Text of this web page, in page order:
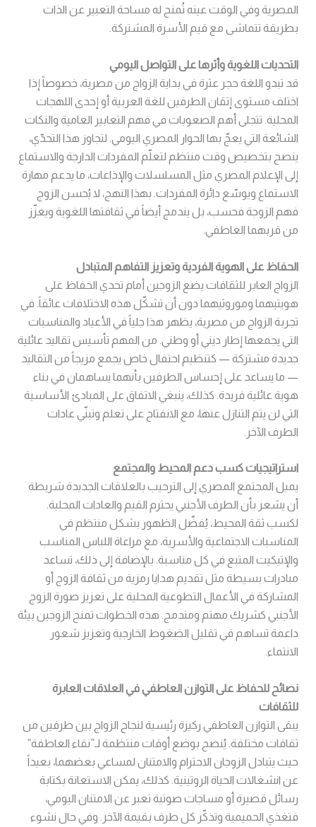
المصرية وفي الوقت عينه تُمنح له مساحة التعبير عن الذات
بطريقة تتماشى مع قيم الأسرة المشتركة.
التحديات اللغوية وأثرها على التواصل اليومي
قد تبدو اللغة حجر عثرة في بداية الزواج من مصرية، خصوصاً إذا
اختلف مستوى إتقان الطرفين للغة العربية أو إحدى اللهجات
المحلية. تتجلى أهم الصعوبات في فهم التعابير العامية والنكات
الشائعة التي يعجّ بها الحوار المصري اليومي. لتجاوز هذا التحدّي،
ينصح بتخصيص وقت منتظم لتعلّم المفردات الدارجة والاستماع
إلى الإعلام المصري مثل المسلسلات والإذاعات، ما يدعم مهارة
الاستماع ويوسّع دائرة المفردات. بهذا النهج، لا يُحسن الزوج
فهم الزوجة فحسب، بل يندمج أيضاً في ثقافتها اللغوية ويعزّز
من قربهما العاطفي.
الحفاظ على الهوية الفردية وتعزيز التفاهم المتبادل
الزواج العابر للثقافات يضع الزوجين أمام تحدي الحفاظ على
هويتيهما وموروثيهما دون أن تشكّل هذه الاختلافات عائقاً. في
تجربة الزواج من مصرية، يظهر هذا جلياً في الأعياد والمناسبات
التي يجمعها إطار ديني أو وطني. من المهم تأسيس تقاليد عائلية
جديدة مشتركة — كتنظيم احتفال خاص يجمع مزيجاً من التقاليد
— ما يساعد على إحساس الطرفين بأنهما يساهمان في بناء
هوية عائلية فريدة. كذلك، ينبغي الاتفاق على المبادئ الأساسية
التي لن يتم التنازل عنها، مع الانفتاح على تعلم وتبنّي عادات
الطرف الآخر.
استراتيجيات كسب دعم المحيط والمجتمع
يميل المجتمع المصري إلى الترحيب بالعلاقات الجديدة شريطة
أن يشعر بأن الطرف الأجنبي يحترم القيم والعادات المحلية.
لكسب ثقة المحيط، يُفضّل الظهور بشكل منتظم في
المناسبات الاجتماعية والأسرية، مع مراعاة اللباس المناسب
والإتيكيت المتبع في كل مناسبة. بالإضافة إلى ذلك، تساعد
مبادرات بسيطة مثل تقديم هدايا رمزية من ثقافة الزوج أو
المشاركة في الأعمال التطوعية المحلية على تعزيز صورة الزوج
الأجنبي كشريك مهتم ومندمج. هذه الخطوات تمنح الزوجين بيئة
داعمة تساهم في تقليل الضغوط الخارجية وتعزيز شعور
الانتماء.
نصائح للحفاظ على التوازن العاطفي في العلاقات العابرة
للثقافات
يبقى التوازن العاطفي ركيزة رئيسية لنجاح الزواج بين طرفين من
ثقافات مختلفة. يُنصح بوضع أوقات منتظمة لـ”نقاء العاطفة”
حيث يتبادل الزوجان الاحترام والامتنان لمساعي بعضهما، بعيداً
عن انشغالات الحياة الروتينية. كذلك، يمكن الاستعانة بكتابة
رسائل قصيرة أو مساجات صوتية تعبر عن الامتنان اليومي،
فتغذي الحميمية وتذكّر كل طرف بقيمة الآخر. وفي حال نشوء